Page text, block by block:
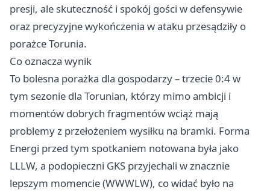
presji, ale skuteczność i spokój gości w defensywie
oraz precyzyjne wykończenia w ataku przesądziły o
porażce Torunia.
Co oznacza wynik
To bolesna porażka dla gospodarzy – trzecie 0:4 w
tym sezonie dla Torunian, którzy mimo ambicji i
momentów dobrych fragmentów wciąż mają
problemy z przełożeniem wysiłku na bramki. Forma
Energi przed tym spotkaniem notowana była jako
LLLW, a podopieczni GKS przyjechali w znacznie
lepszym momencie (WWWLW), co widać było na